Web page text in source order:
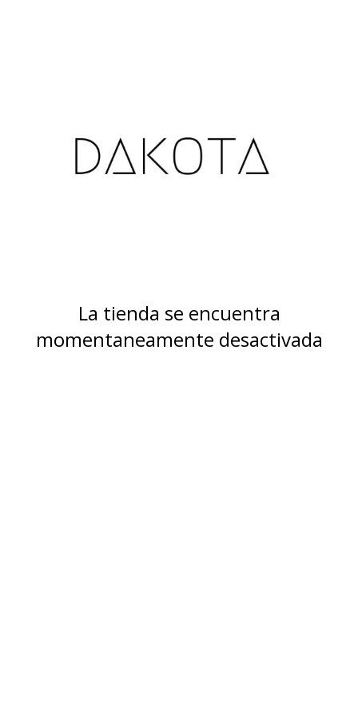
La tienda se encuentra
momentaneamente desactivada